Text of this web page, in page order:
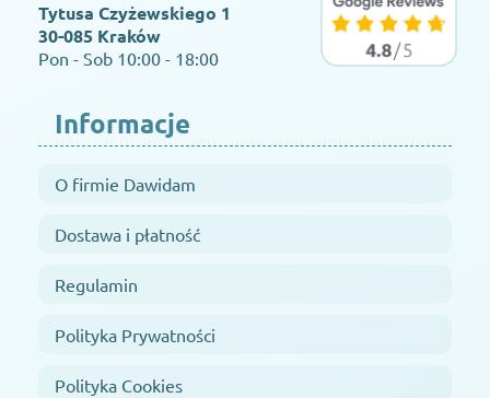
Tytusa Czyżewskiego 1
30-085 Kraków
Pon - Sob 10:00 - 18:00
Informacje
O firmie Dawidam
Dostawa i płatność
Regulamin
Polityka Prywatności
Polityka Cookies